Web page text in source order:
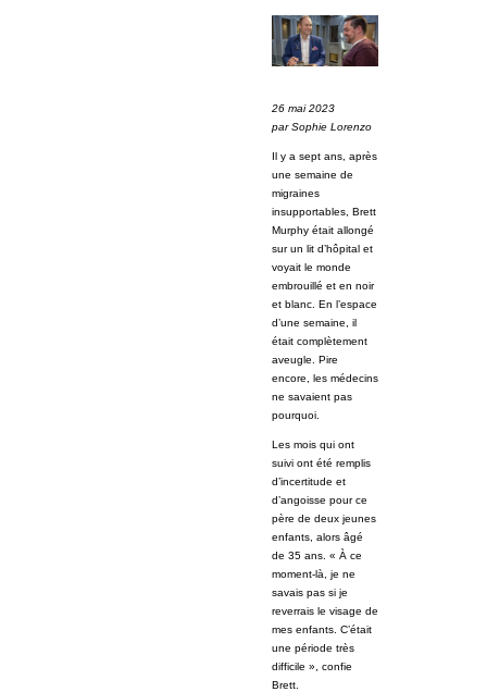
26 mai 2023
par Sophie Lorenzo
Il y a sept ans, après
une semaine de
migraines
insupportables, Brett
Murphy était allongé
sur un lit d’hôpital et
voyait le monde
embrouillé et en noir
et blanc. En l’espace
d’une semaine, il
était complètement
aveugle. Pire
encore, les médecins
ne savaient pas
pourquoi.
Les mois qui ont
suivi ont été remplis
d’incertitude et
d’angoisse pour ce
père de deux jeunes
enfants, alors âgé
de 35 ans. « À ce
moment-là, je ne
savais pas si je
reverrais le visage de
mes enfants. C’était
une période très
difficile », confie
Brett.